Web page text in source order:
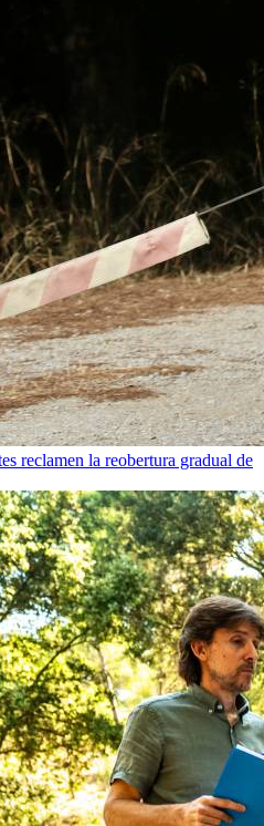
reclamen la reobertura gradual de